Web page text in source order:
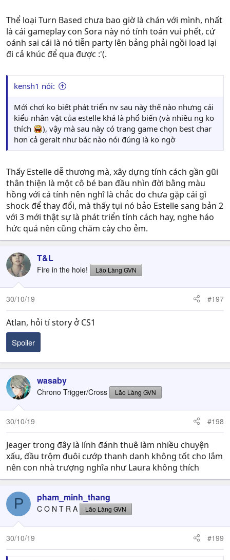
Thể loại Turn Based chưa bao giờ là chán với mình, nhất
là cái gameplay con Sora này nó tính toán vui phết, cứ
oánh sai cái là nó tiễn party lên bảng phải ngồi load lại
đi cả khúc để qua được :'(.
kensh1 nói:
Mới chơi ko biết phát triển nv sau này thế nào nhưng cái
kiểu nhân vật của estelle khá là phổ biến (và nhiều ng ko
thích
), vậy mà sau này có trang game chọn best char
hơn cả geralt như bác nào nói đúng là ko ngờ
Thấy Estelle dễ thương mà, xây dựng tính cách gần gũi
thân thiện là một cô bé ban đầu nhìn đời bằng màu
hồng với cá tính nên nghĩ là chắc do chưa gặp cái gì
shock để thay đổi, mà thấy tụi nó bảo Estelle sang bản 2
với 3 mới thật sự là phát triển tính cách hay, nghe háo
hức quá nên cũng chăm cày cho ẻm.
T&L
Fire in the hole! Lão Làng GVN
30/10/19 #197
Atlan, hỏi tí story ở CS1
Spoiler
wasaby
Chrono Trigger/Cross Lão Làng GVN
30/10/19 #198
Jeager trong đây là lính đánh thuê làm nhiều chuyện
xấu, đầu trộm đuôi cướp thanh danh không tốt cho lắm
nên con nhà trượng nghĩa như Laura không thích
P pham_minh_thang
C O N T R A Lão Làng GVN
30/10/19 #199